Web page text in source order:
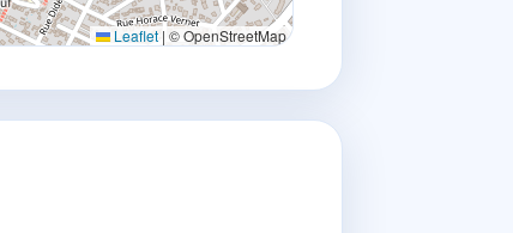
Leaflet | © OpenStreetMap